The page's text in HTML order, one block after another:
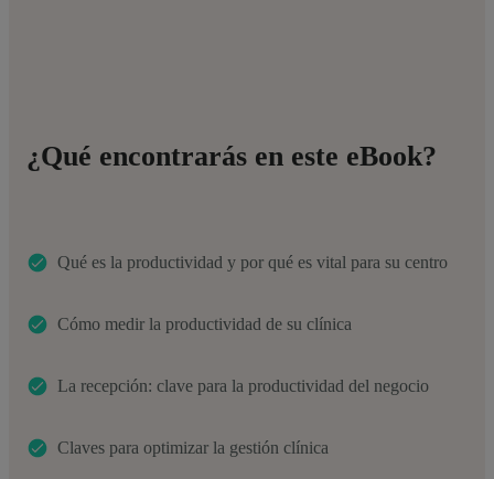
¿Qué encontrarás en este eBook?
Qué es la productividad y por qué es vital para su centro
Cómo medir la productividad de su clínica
La recepción: clave para la productividad del negocio
Claves para optimizar la gestión clínica